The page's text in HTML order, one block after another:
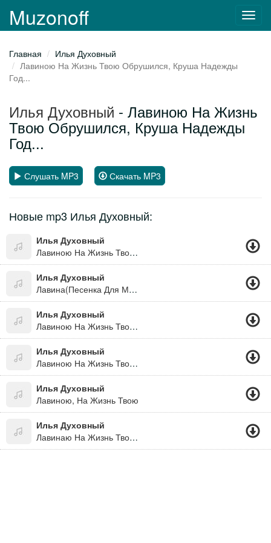
Muzonoff
Главная
Илья Духовный
Лавиною На Жизнь Твою Обрушился, Круша Надежды
Год...
Илья Духовный - Лавиною На Жизнь
Твою Обрушился, Круша Надежды
Год...
Слушать MP3 Скачать MP3
Новые mp3 Илья Духовный:
Илья Духовный
Лавиною На Жизнь Твою Обрушился, Круша Надежды Год... Ошибкою Непоправимою Любовь Последняя, Сметая Все, Придет...
Илья Духовный
Лавина(Песенка Для Мамы)
Илья Духовный
Лавиною На Жизнь Твою Обрушился, Круша Надежды, Год... Ошибкою Непоправимою Любовь Последняя, Сметая Все, Придет...
Илья Духовный
Лавиною На Жизнь Твою, Обрушится, Круша Надежды, Год. Ошибкою Непоправимою, Любовь Последняя, Сметая Все, Придет...
Илья Духовный
Лавиною, На Жизнь Твою
Илья Духовный
Лавинаю На Жизнь Твою....